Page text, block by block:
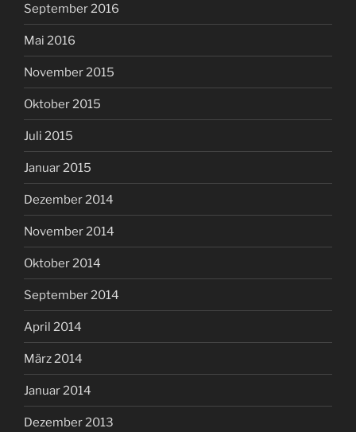
September 2016
Mai 2016
November 2015
Oktober 2015
Juli 2015
Januar 2015
Dezember 2014
November 2014
Oktober 2014
September 2014
April 2014
März 2014
Januar 2014
Dezember 2013